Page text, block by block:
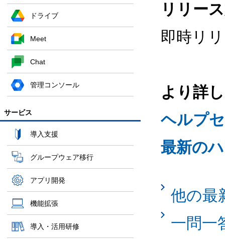
ドライブ
Meet
Chat
管理コンソール
サービス
導入支援
グループウェア移行
アプリ開発
機能拡張
導入・活用研修
リリー
即時リ
より詳
ヘルプ
最新の
他の最
一問一